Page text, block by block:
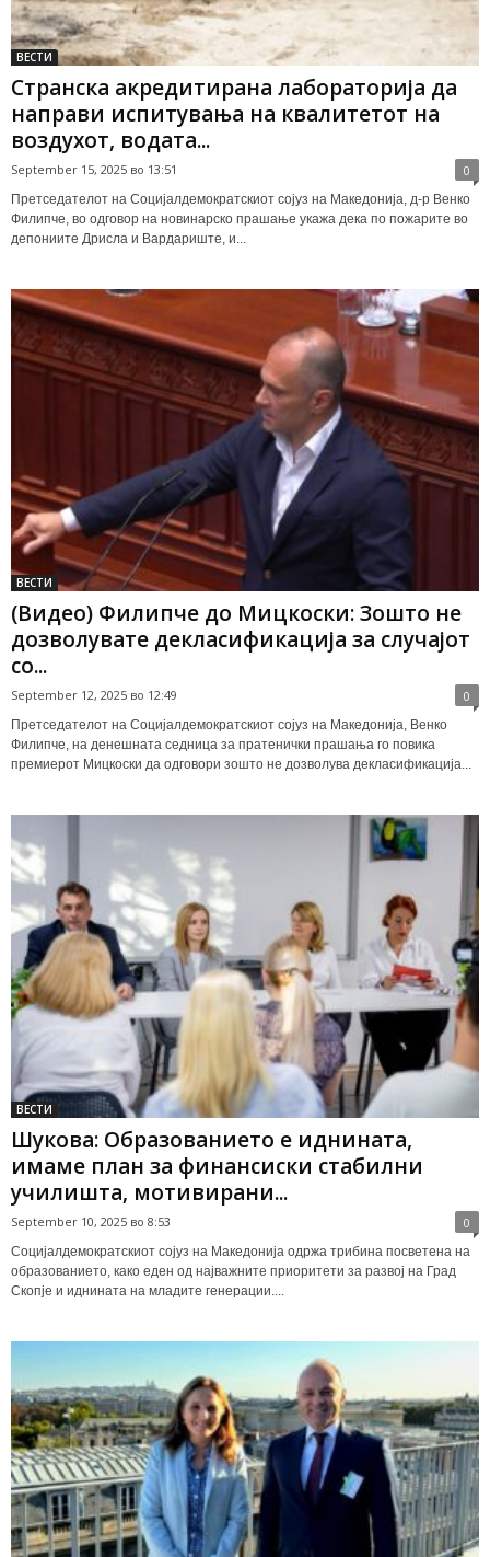
ВЕСТИ
Странска акредитирана лабораторија да
направи испитувања на квалитетот на
воздухот, водата...
September 15, 2025 во 13:51 0
Претседателот на Социјалдемократскиот сојуз на Македонија, д-р Венко
Филипче, во одговор на новинарско прашање укажа дека по пожарите во
депониите Дрисла и Вардариште, и...
ВЕСТИ
(Видео) Филипче до Мицкоски: Зошто не
дозволувате декласификација за случајот
со...
September 12, 2025 во 12:49 0
Претседателот на Социјалдемократскиот сојуз на Македонија, Венко
Филипче, на денешната седница за пратенички прашања го повика
премиерот Мицкоски да одговори зошто не дозволува декласификација...
ВЕСТИ
Шукова: Образованието е иднината,
имаме план за финансиски стабилни
училишта, мотивирани...
September 10, 2025 во 8:53 0
Социјалдемократскиот сојуз на Македонија одржа трибина посветена на
образованието, како еден од најважните приоритети за развој на Град
Скопје и иднината на младите генерации....